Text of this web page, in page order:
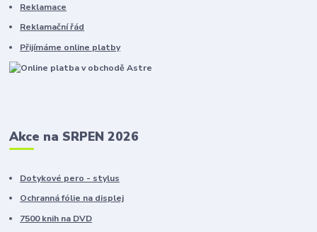
Reklamace
Reklamační řád
Přijímáme online platby
Akce na SRPEN 2026
Dotykové pero - stylus
Ochranná fólie na displej
7500 knih na DVD